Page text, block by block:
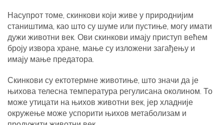
Насупрот томе, скинкови који живе у природнијим
стаништима, као што су шуме или пустиње, могу имати
дужи животни век. Ови скинкови имају приступ већем
броју извора хране, мање су изложени загађењу и
имају мање предатора.
Скинкови су ектотермне животиње, што значи да је
њихова телесна температура регулисана околином. То
може утицати на њихов животни век, јер хладније
окружење може успорити њихов метаболизам и